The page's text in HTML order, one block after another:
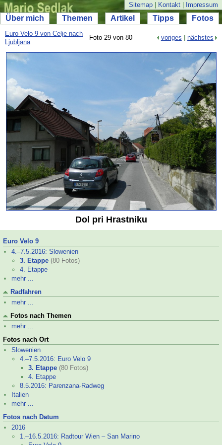
Sitemap Kontakt Impressum
Über mich Themen Artikel Tipps Fotos
Euro Velo 9 von Celje nach
Ljubljana
Foto 29 von 80 voriges nächstes
Dol pri Hrastniku
Euro Velo 9
4.–7.5.2016: Slowenien
3. Etappe (80 Fotos)
4. Etappe
mehr ...
Radfahren
mehr ...
Fotos nach Themen
mehr ...
Fotos nach Ort
Slowenien
4.–7.5.2016: Euro Velo 9
3. Etappe (80 Fotos)
4. Etappe
8.5.2016: Parenzana-Radweg
Italien
mehr ...
Fotos nach Datum
2016
1.–16.5.2016: Radtour Wien – San Marino